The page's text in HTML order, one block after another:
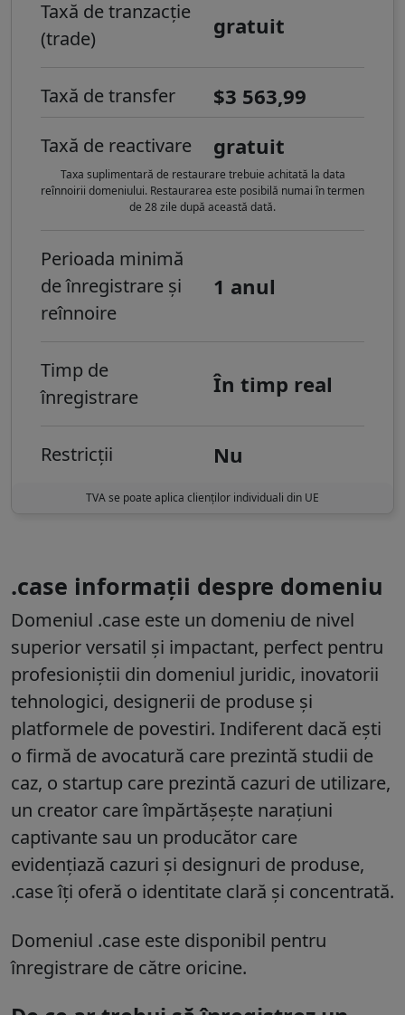
Taxă de tranzacție
(trade)
gratuit
Taxă de transfer $3 563,99
Taxă de reactivare gratuit
Taxa suplimentară de restaurare trebuie achitată la data
reînnoirii domeniului. Restaurarea este posibilă numai în termen
de 28 zile după această dată.
Perioada minimă
de înregistrare și
reînnoire
1 anul
Timp de
înregistrare
În timp real
Restricții Nu
TVA se poate aplica clienților individuali din UE
.case informații despre domeniu
Domeniul .case este un domeniu de nivel
superior versatil și impactant, perfect pentru
profesioniștii din domeniul juridic, inovatorii
tehnologici, designerii de produse și
platformele de povestiri. Indiferent dacă ești
o firmă de avocatură care prezintă studii de
caz, o startup care prezintă cazuri de utilizare,
un creator care împărtășește narațiuni
captivante sau un producător care
evidențiază cazuri și designuri de produse,
.case îți oferă o identitate clară și concentrată.
Domeniul .case este disponibil pentru
înregistrare de către oricine.